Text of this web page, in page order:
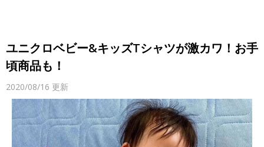
ユニクロベビー&キッズTシャツが激カワ！お手
頃商品も！
2020/08/16 更新